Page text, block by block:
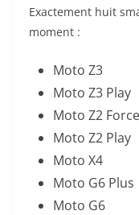
Exactement huit
moment :
Moto Z3
Moto Z3 Play
Moto Z2 Force
Moto Z2 Play
Moto X4
Moto G6 Plus
Moto G6